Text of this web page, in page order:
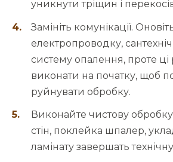
уникнути тріщин і
Замініть комунікації.
електропроводку,
систему опалення, проте
виконати на початку, щоб
руйнувати обробку.
Виконайте чистову
стін, поклейка шпалер,
ламінату завершать